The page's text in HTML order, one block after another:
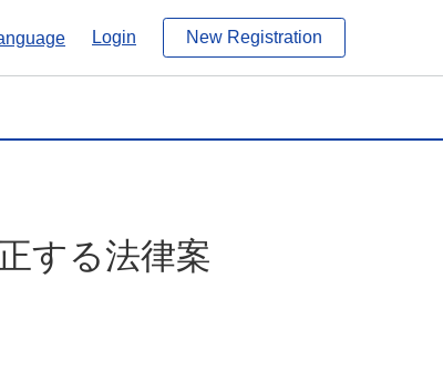
Login New Registration
する法律案